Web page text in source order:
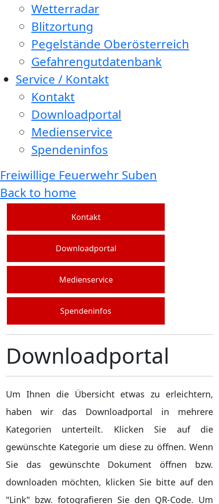
Wetterradar
Blitzortung
Pegelstände Oberösterreich
Gefahrengutdatenbank
Service / Kontakt
Kontakt
Downloadportal
Medienservice
Spendeninfos
Freiwillige Feuerwehr Suben
Back to home
Kontakt
Downloadportal
Medienservice
Spendeninfos
Downloadportal
Um Ihnen die Übersicht etwas zu erleichtern,
haben wir das Downloadportal in mehrere
Kategorien unterteilt. Klicken Sie auf die
gewünschte Kategorie um diese zu öffnen. Wenn
Sie das gewünschte Dokument öffnen bzw.
downloaden möchten, klicken Sie bitte auf den
"Link" bzw. fotografieren Sie den QR-Code. Um